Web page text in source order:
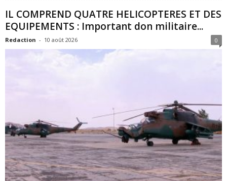
IL COMPREND QUATRE HELICOPTERES ET DES
EQUIPEMENTS : Important don militaire...
Redaction - 10 août 2026 0